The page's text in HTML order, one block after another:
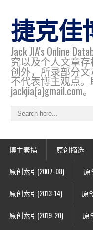
捷克佳
Jack JIA's Online
究以及个人文章
创外，所录部分
不代表博主观点
jackjia(a)gmail.com。
博主素描 原创摘选
原创索引(2007-08) 原
原创索引(2013-14) 原
原创索引(2019-20) 原